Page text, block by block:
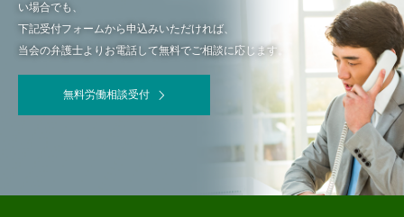
い場合でも、
下記受付フォームから申込みいただければ、
当会の弁護士よりお電話して無料でご相談に応じます。
無料労働相談受付
決議・声明・意見書